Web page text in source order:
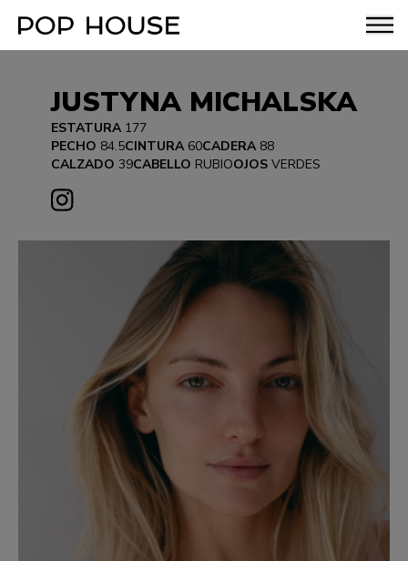
JUSTYNA MICHALSKA
ESTATURA177
PECHO 84.5CINTURA60CADERA88
CALZADO 39CABELLO RUBIOOJOS VERDES